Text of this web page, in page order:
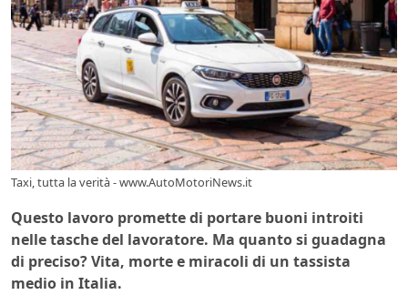
Taxi, tutta la verità - www.AutoMotoriNews.it
Questo lavoro promette di portare buoni introiti
nelle tasche del lavoratore. Ma quanto si guadagna
di preciso? Vita, morte e miracoli di un tassista
medio in Italia.